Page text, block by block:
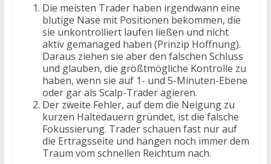
Die meisten Trader haben irgendwann eine
blutige Nase mit Positionen bekommen, die
sie unkontrolliert laufen ließen und nicht
aktiv gemanaged haben (Prinzip Hoffnung).
Daraus ziehen sie aber den falschen Schluss
und glauben, die größtmögliche Kontrolle zu
haben, wenn sie auf 1- und 5-Minuten-Ebene
oder gar als Scalp-Trader agieren.
Der zweite Fehler, auf dem die Neigung zu
kurzen Haltedauern gründet, ist die falsche
Fokussierung. Trader schauen fast nur auf
die Ertragsseite und hängen noch immer dem
Traum vom schnellen Reichtum nach.